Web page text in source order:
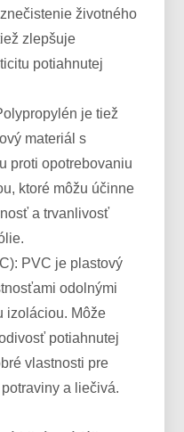
životného
zlepšuje
potiahnutej
je tiež
materiál s
proti opotrebovaniu
ktoré môžu účinne
a trvanlivosť
PVC je plastový
odolnými
izoláciou. Môže
potiahnutej
vlastnosti pre
a liečivá.